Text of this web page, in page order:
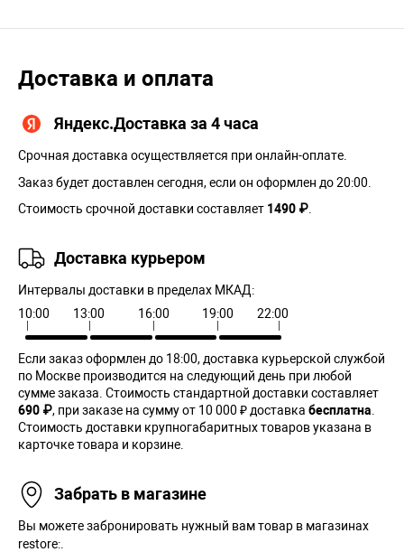
Доставка и оплата
Яндекс.Доставка за 4 часа
Срочная доставка осуществляется при онлайн-оплате.
Заказ будет доставлен сегодня, если он оформлен до 20:00.
Стоимость срочной доставки составляет 1490 ₽
Доставка курьером
Интервалы доставки в пределах МКАД:
10:00
13:00 16:00 19:00 22:00
Если заказ оформлен до 18:00, доставка курьерской службой
по Москве производится на следующий день при любой
сумме заказа. Cтоимость стандартной доставки составляет
690 ₽, при заказе на сумму от 10 000 ₽ доставка бесплатна
Стоимость доставки крупногабаритных товаров указана в
карточке товара и корзине.
Забрать в магазине
Вы можете забронировать нужный вам товар в магазинах
restore:.